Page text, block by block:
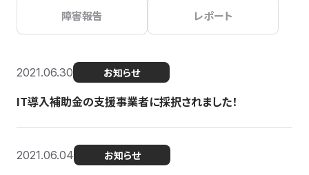
障害報告 レポート
2021.06.30 お知らせ
IT導入補助金の支援事業者に採択されました！
2021.06.04 お知らせ